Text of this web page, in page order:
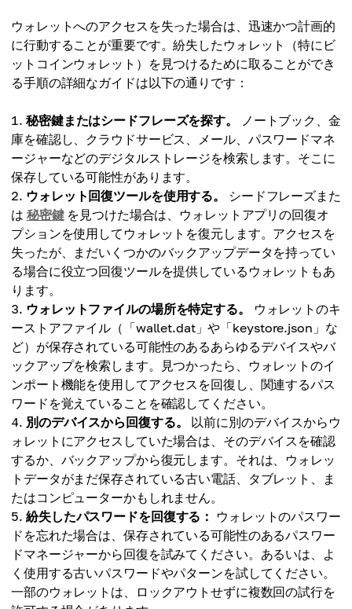
ウォレットへのアクセスを失った場合は、迅速かつ計画的
に行動することが重要です。紛失したウォレット（特にビ
ットコインウォレット）を見つけるために取ることができ
る手順の詳細なガイドは以下の通りです：
秘密鍵またはシードフレーズを探す。
ノートブック、金
庫を確認し、クラウドサービス、メール、パスワードマネ
ージャーなどのデジタルストレージを検索します。そこに
保存している可能性があります。
ウォレット回復ツールを使用する。
シードフレーズまた
は 秘密鍵を見つけた場合は、ウォレットアプリの回復オ
プションを使用してウォレットを復元します。アクセスを
失ったが、まだいくつかのバックアップデータを持ってい
る場合に役立つ回復ツールを提供しているウォレットもあ
ります。
ウォレットファイルの場所を特定する。
ウォレットのキ
ーストアファイル（「wallet.dat」や「keystore.json」な
ど）が保存されている可能性のあるあらゆるデバイスやバ
ックアップを検索します。見つかったら、ウォレットのイ
ンポート機能を使用してアクセスを回復し、関連するパス
ワードを覚えていることを確認してください。
別のデバイスから回復する。
以前に別のデバイスからウ
ォレットにアクセスしていた場合は、そのデバイスを確認
するか、バックアップから復元します。それは、ウォレッ
トデータがまだ保存されている古い電話、タブレット、ま
たはコンピューターかもしれません。
紛失したパスワードを回復する： ウォレットのパスワー
ドを忘れた場合は、保存されている可能性のあるパスワー
ドマネージャーから回復を試みてください。あるいは、よ
く使用する古いパスワードやパターンを試してください。
一部のウォレットは、ロックアウトせずに複数回の試行を